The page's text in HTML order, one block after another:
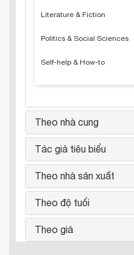
Literature & Fiction
Politics & Social Sciences
Self-help & How-to
Theo nhà cung
Tác giả tiêu biểu
Theo nhà sản xuất
Theo độ tuổi
Theo giá